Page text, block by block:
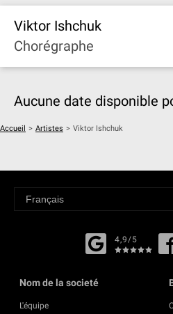
Viktor Ishchuk
Chorégraphe
Aucune date disponible
Accueil > Artistes > Viktor Ishchuk
4,9/5
Nom de la societé
L'équipe